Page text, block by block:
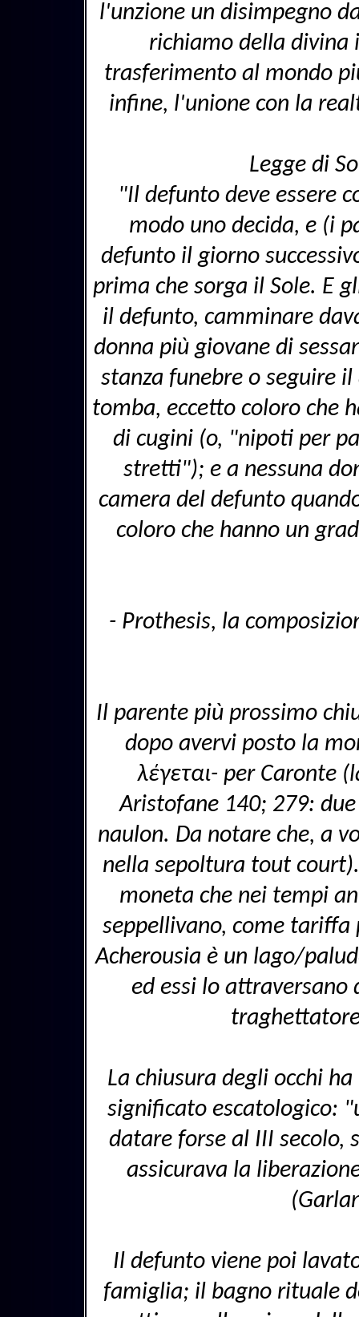
l'unzione un disimpegno
richiamo della divina
trasferimento al mondo
infine, l'unione con la
Legge di
"Il defunto deve essere
modo uno decida, e (i
defunto il giorno
prima che sorga il Sole. E
il defunto, camminare
donna più giovane di
stanza funebre o seguire
tomba, eccetto coloro che
di cugini (o, "nipoti per
stretti"); e a nessuna
camera del defunto
coloro che hanno un
- Prothesis, la
Il parente più prossimo
dopo avervi posto la
λέγεται- per Caronte
Aristofane 140; 279:
naulon. Da notare che, a
nella sepoltura tout
moneta che nei tempi
seppellivano, come tariffa
Acherousia è un lago/
ed essi lo
La chiusura degli occhi
significato escatologico:
datare forse al III secolo,
assicurava la
Il defunto viene poi
famiglia; il bagno rituale